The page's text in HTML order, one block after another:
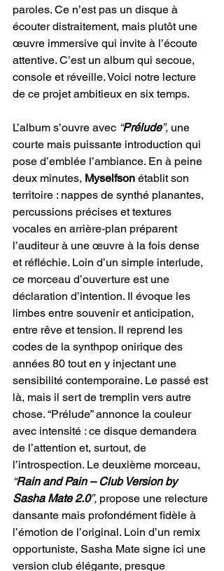
paroles. Ce n’est pas un disque à
écouter distraitement, mais plutôt une
œuvre immersive qui invite à l’écoute
attentive. C’est un album qui secoue,
console et réveille. Voici notre lecture
de ce projet ambitieux en six temps.
L’album s’ouvre avec “Prélude”, une
courte mais puissante introduction qui
pose d’emblée l’ambiance. En à peine
deux minutes, Myselfson établit son
territoire : nappes de synthé planantes,
percussions précises et textures
vocales en arrière-plan préparent
l’auditeur à une œuvre à la fois dense
et réfléchie. Loin d’un simple interlude,
ce morceau d’ouverture est une
déclaration d’intention. Il évoque les
limbes entre souvenir et anticipation,
entre rêve et tension. Il reprend les
codes de la synthpop onirique des
années 80 tout en y injectant une
sensibilité contemporaine. Le passé est
là, mais il sert de tremplin vers autre
chose. “Prélude” annonce la couleur
avec intensité : ce disque demandera
de l’attention et, surtout, de
l’introspection. Le deuxième morceau,
“Rain and Pain – Club Version by
Sasha Mate 2.0”, propose une relecture
dansante mais profondément fidèle à
l’émotion de l’original. Loin d’un remix
opportuniste, Sasha Mate signe ici une
version club élégante, presque